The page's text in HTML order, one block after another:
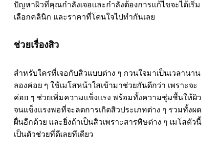
ปัญหาผิวที่คุณกำลังเจอและกำลังต้องการแก้ไขจะได้เริ่ม
เลือกคลินิก และราคาที่โดนใจไปทำกันเลย
ช่วยเรื่องสิว
สำหรับใครที่เจอกับสิวแบบต่าง ๆ กวนใจมาเป็นเวลานาน
ลองค่อย ๆ ใช้เมโสหน้าใสเข้ามาช่วยกันดีกว่า เพราะจะ
ค่อย ๆ ช่วยเพิ่มความแข็งแรง พร้อมทั้งความชุ่มชื้นให้ผิว
จนแข็งแรงพอที่จะลดการเกิดสิวประเภทต่าง ๆ รวมทั้งผด
ผื่นอีกด้วย และยิ่งถ้าเป็นสิวเพราะสารพิษต่าง ๆ เมโสตัวนี้
เป็นตัวช่วยที่ดีเลยทีเดียว